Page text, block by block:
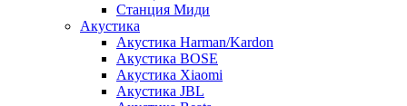
Станция Миди
Акустика
Акустика Harman/Kardon
Акустика BOSE
Акустика Xiaomi
Акустика JBL